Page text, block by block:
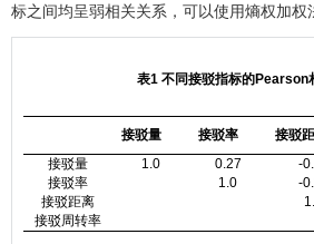
标之间均呈弱相关关系，可以使用熵权加权
表1 不同接驳指标的Pearson
接驳量 接驳率 接驳
接驳量
1.0 0.27 -
接驳率
1.0 -
接驳距离
接驳周转率